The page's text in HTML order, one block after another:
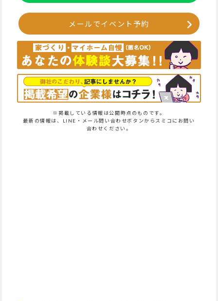
メールでイベント予約
※掲載している情報は公開時点のものです。
最新の情報は、LINE・メール問い合わせボタンからスミコにお問い
合わせください。